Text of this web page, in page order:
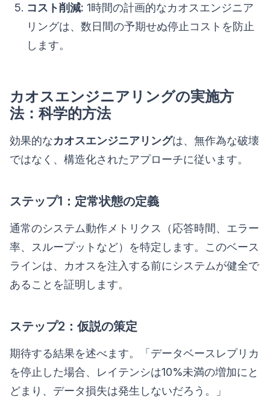
コスト削減: 1時間の計画的なカオスエンジニア
リングは、数日間の予期せぬ停止コストを防止
します。
カオスエンジニアリングの実施方
法：科学的方法
効果的なカオスエンジニアリングは、無作為な破壊
ではなく、構造化されたアプローチに従います。
ステップ1：定常状態の定義
通常のシステム動作メトリクス（応答時間、エラー
率、スループットなど）を特定します。このベース
ラインは、カオスを注入する前にシステムが健全で
あることを証明します。
ステップ2：仮説の策定
期待する結果を述べます。「データベースレプリカ
を停止した場合、レイテンシは10%未満の増加にと
どまり、データ損失は発生しないだろう。」